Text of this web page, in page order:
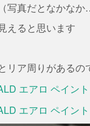
写真だとなかなか
えると思います
ア周りがある